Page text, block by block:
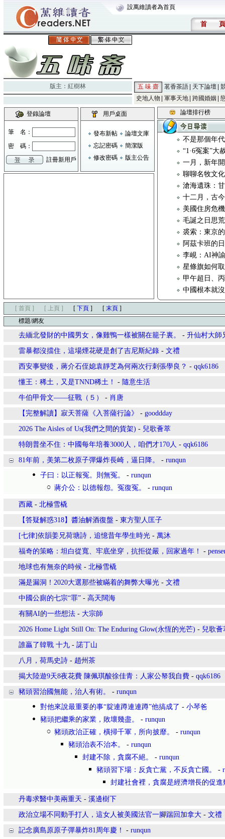
設萬維讀者為首頁
首 頁
版主： 紅樹林 五 味 齋 茗香茶語 天下論壇
史地人物
軍事天地 跨國婚姻
登錄論壇
筆 名：
密 碼：
註冊新用戶
用戶桌面
發布新帖
論壇文庫
忘記密碼
簡潔版
修改密碼
版主公告
論壇排行榜
不是那個年
“1·6冤案”大
一月，新年
聊聊名牧文
滄海遺珠：
十二月，古
美國住房危
毛誕之日思
裘索：東京
阿茲卡班的
李峴：AI神
星條旗如何
甲午超日、
中國根本就
[ 首頁 ] [ 上頁 ] [ 下頁 ] [ 末頁 ]
標題/網友
去緬北發財的中國男女，像雞鴨一樣被關在籠子裏。 - 升仙村大師
​雷暴都沒擋住，這場煙花硬是創了吉尼斯紀錄 - 文禮
西安事變後，蔣介石侄媳袁靜芝為何兩次行刺張學良？ - qqk6186
懂王：稀土，又是TNND稀土！ - 隨意生活
牛伯甲骨文——征戰（５） - 肖唐
【完整解讀】寂天菩薩《入菩薩行論》 - gooddday
2026 The Aisles of Us(我們之間的貨架) - 兒歌薈萃
特朗普坐不住：中國每年培養3000人，咱們才170人 - qqk6186
81年前，美第二枚原子彈爆炸長崎，逼日降。 - runqun
子曰：以正報冤。則無冤。
- runqun
蔣介公：以德報怨。冤復冤。
- runqun
西藏 - 北極雪橇
【答疑解惑318】醬油解酒復盤 - 東方聖人匡子
[七律]依韻姜兄荷塘詩，追憶昔年學生時光 - 萬沐
福奇的策略：坦白從寬、牢底坐穿，抗拒從嚴，回家過年！ -
地球也有無奈的時候 - 北極雪橇
滿是漏洞！2020大選那些被瞞着的舞弊大曝光 - 文禮
中國公廁的七宗“罪” - 高天闊海
有關AI的一些想法 - 大宗師
2026 Home Light Still On: The Enduring Glow(永恆的光芒) - 兒歌薈
誰贏了韓戰 十九 - 諾丁山
八月，荷馬史詩 - 趙州茶
揭大陸遊9天8夜花費 陳佩琪酸徐佳青：人家公帑我自費 - qqk6186
豬頭習治國無能，治人有術。 - runqun
對他來說最重要的事“腚連蹲連連蹲”他搞成了 - 小琴爸
豬頭把繼乘的家業，敗壞幾盡。
- runqun
豬頭政治正確，橫掃千軍，所向披靡。
- runqun
豬頭治表不治本。
- runqun
封建不除，貪腐不絕。
- runqun
豬頭習下場：反貪亡黨，不反貪亡國。
-
封建社會裡，貪腐是經濟增長的促
丹毒求醫中美兩重天 - 溪邊樹下
政治立場不同動手打人，這女人被美國法官一腳踹回加拿大 - 文禮
記念廣島原原子彈暴炸81周年慶！ - runqun